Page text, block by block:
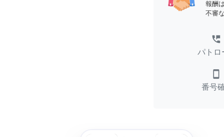
報酬
不審
perm_phone_msg
パトロ
smartphone
番号